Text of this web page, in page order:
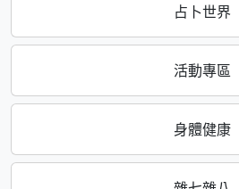
占卜世界
活動專區
身體健康